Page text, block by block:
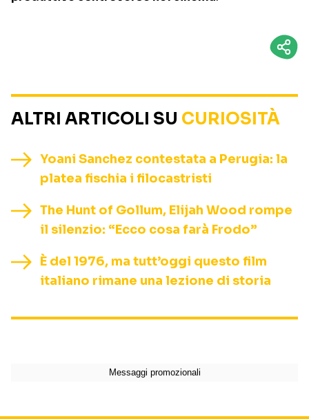
ALTRI ARTICOLI SU CURIOSITÀ
Yoani Sanchez contestata a Perugia: la
platea fischia i filocastristi
The Hunt of Gollum, Elijah Wood rompe
il silenzio: “Ecco cosa farà Frodo”
È del 1976, ma tutt’oggi questo film
italiano rimane una lezione di storia